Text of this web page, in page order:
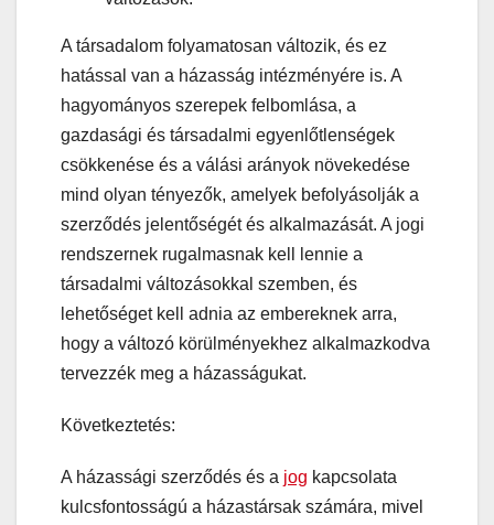
A társadalom folyamatosan változik, és ez
hatással van a házasság intézményére is. A
hagyományos szerepek felbomlása, a
gazdasági és társadalmi egyenlőtlenségek
csökkenése és a válási arányok növekedése
mind olyan tényezők, amelyek befolyásolják a
szerződés jelentőségét és alkalmazását. A jogi
rendszernek rugalmasnak kell lennie a
társadalmi változásokkal szemben, és
lehetőséget kell adnia az embereknek arra,
hogy a változó körülményekhez alkalmazkodva
tervezzék meg a házasságukat.
Következtetés:
A házassági szerződés és a jog kapcsolata
kulcsfontosságú a házastársak számára, mivel